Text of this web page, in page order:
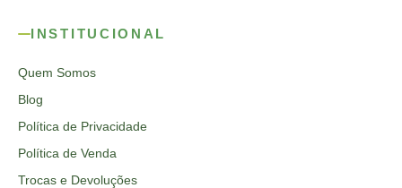
INSTITUCIONAL
Quem Somos
Blog
Política de Privacidade
Política de Venda
Trocas e Devoluções